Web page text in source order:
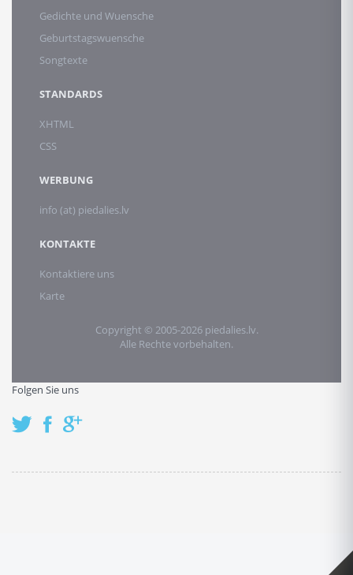
Gedichte und Wuensche
Geburtstagswuensche
Songtexte
STANDARDS
XHTML
CSS
WERBUNG
info (at) piedalies.lv
KONTAKTE
Kontaktiere uns
Karte
Copyright © 2005-2026 piedalies.lv.
Alle Rechte vorbehalten.
Folgen Sie uns